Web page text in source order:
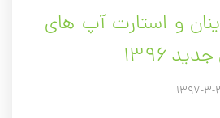
و استارت آپ های
۱۳۹۶